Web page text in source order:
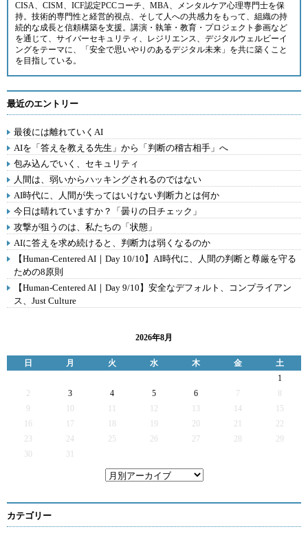
CISA、CISM、ICF認定PCCコーチ、MBA、メンタルケア心理専門士を保
持。技術的専門性と経営的視点、そして人への共感力をもって、組織の持
続的な成長と信頼構築を支援。講演・執筆・教育・プロジェクト参画など
を通じて、サイバーセキュリティ、レジリエンス、デジタルウェルビーイ
ングをテーマに、「安全で思いやりのあるデジタル未来」を共に築くこと
を目指している。
最近のエントリー
最後には離れていくAI
AIを「答えを教える先生」から「判断の稽古相手」へ
包み込んでいく、セキュリティ
人間は、弱いからハッキングされるのではない
AI時代に、人間が失ってはいけない判断力とは何か
今日は晴れていますか？「曇りの日チェック」
攻撃が狙うのは、私たちの「状態」
AIに答えを求め続けると、判断力は弱くなるのか
【Human-Centered AI｜Day 10/10】AI時代に、人間の判断と尊厳を守る
ための8原則
【Human-Centered AI｜Day 9/10】安全なデフォルト、コンプライアン
ス、Just Culture
2026年8月
日 月 火 水 木 金
土
1
2
3 4 5 6 7
9
12 13 14
15
16
17 19 20 21
22
23
24 25 26 27 28
29
30
31
カテゴリー